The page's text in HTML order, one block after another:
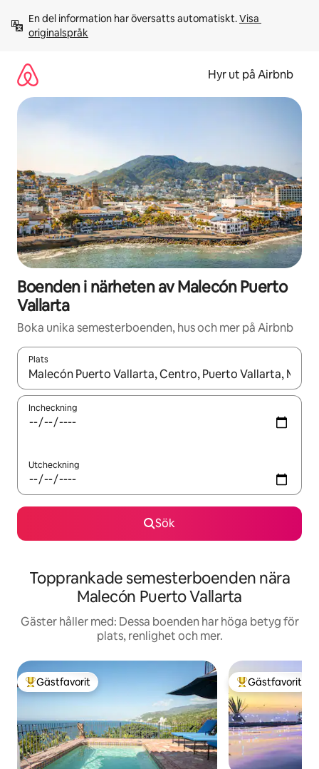
innehåll
En del information har översatts automatiskt. Visa
originalspråk
Hyr ut på Airbnb
Boenden i närheten av Malecón Puerto
Vallarta
Boka unika semesterboenden, hus och mer på Airbnb
Plats
När resultaten är tillgängliga kan du navigera med upp- och
Incheckning
Utcheckning
Sök
Topprankade semesterboenden nära
Malecón Puerto Vallarta
Gäster håller med: Dessa boenden har höga betyg för
plats, renlighet och mer.
Populär gästfavorit
Gästfavorit Populär
Gästfavorit